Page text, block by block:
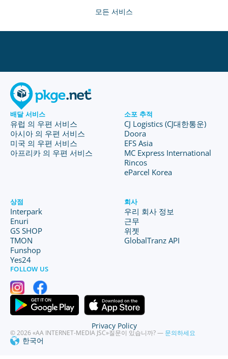
모든 서비스
배달 서비스
유럽 의 우편 서비스
아시아 의 우편 서비스
미국 의 우편 서비스
아프리카 의 우편 서비스
소포 추적
CJ Logistics (CJ대한통운)
Doora
EFS Asia
MC Express International
Rincos
eParcel Korea
상점
Interpark
Enuri
GS SHOP
TMON
Funshop
Yes24
회사
우리 회사 정보
근무
위젯
GlobalTranz API
FOLLOW US
© 2026 «AA INTERNET-MEDIA JSC»질문이 있습니까? — 문의하세요
한국어
Privacy Policy